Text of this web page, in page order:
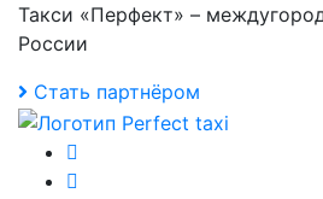
Такси «Перфект» –
России
Стать партнёром